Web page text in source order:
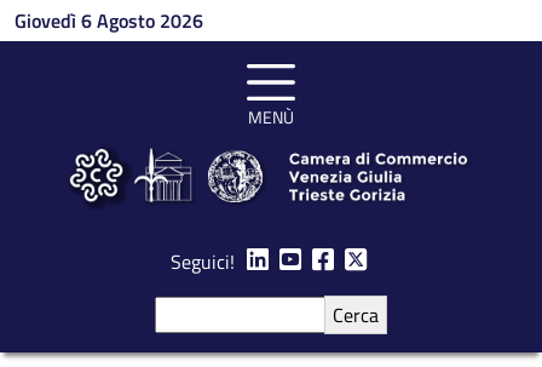
Salta al contenuto principale
Giovedì 6 Agosto 2026
MENÙ
Seguici!